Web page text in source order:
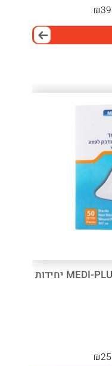
₪
סטריפד במגוון גדלים MEDI-PLUS – 50 יחידות
₪